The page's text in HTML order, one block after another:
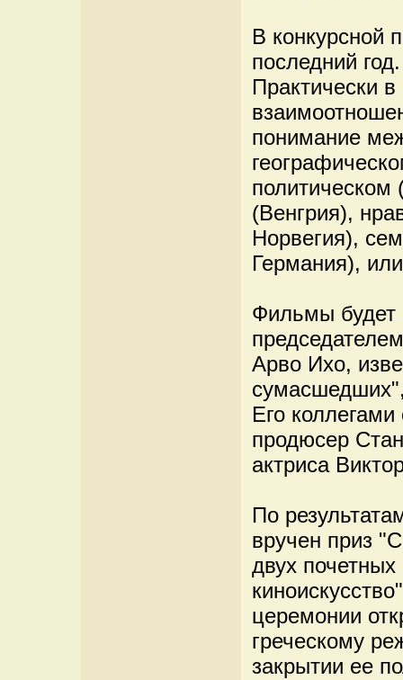
В конкурсной
последний год.
Практически
понимание
политическом
(Венгрия),
Норвегия),
Германия),
Фильмы будет
Арво Ихо,
Его
продюсер
актриса
По
вручен приз
двух
церемонии
греческому
закрытии ее